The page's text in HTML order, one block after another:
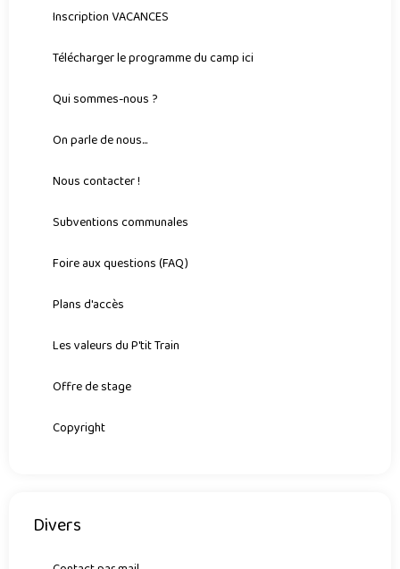
Inscription VACANCES
Télécharger le programme du camp ici
Qui sommes-nous ?
On parle de nous...
Nous contacter !
Subventions communales
Foire aux questions (FAQ)
Plans d'accès
Les valeurs du P'tit Train
Offre de stage
Copyright
Divers